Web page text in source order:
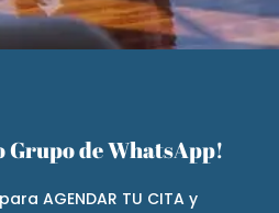
Grupo de WhatsApp!
AGENDAR TU CITA y